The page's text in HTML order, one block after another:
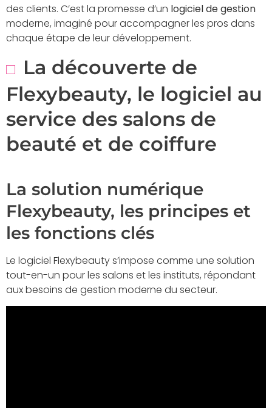
des clients. C’est la promesse d’un logiciel de gestion
moderne, imaginé pour accompagner les pros dans
chaque étape de leur développement.
La découverte de
Flexybeauty, le logiciel au
service des salons de
beauté et de coiffure
La solution numérique
Flexybeauty, les principes et
les fonctions clés
Le logiciel Flexybeauty s’impose comme une solution
tout-en-un pour les salons et les instituts, répondant
aux besoins de gestion moderne du secteur.